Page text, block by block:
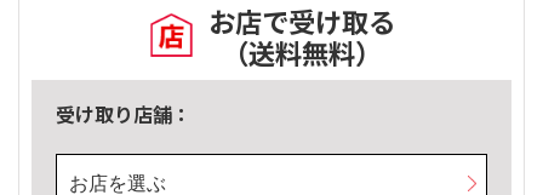
お店で受け取る
（送料無料）
受け取り店舗：
お店を選ぶ